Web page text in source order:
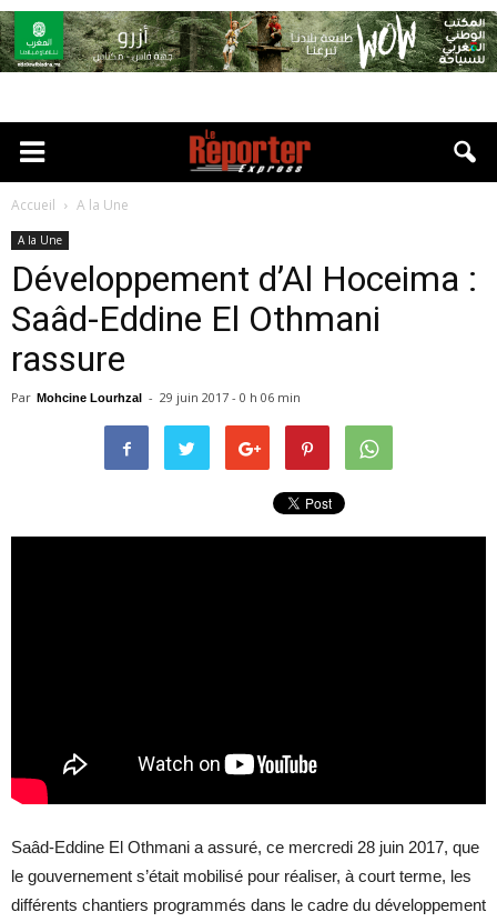
Accueil A la Une
A la Une
Développement d’Al Hoceima :
Saâd-Eddine El Othmani
rassure
Par Mohcine Lourhzal - 29 juin 2017 - 0 h 06 min
Saâd-Eddine El Othmani a assuré, ce mercredi 28 juin 2017, que
le gouvernement s’était mobilisé pour réaliser, à court terme, les
différents chantiers programmés dans le cadre du développement